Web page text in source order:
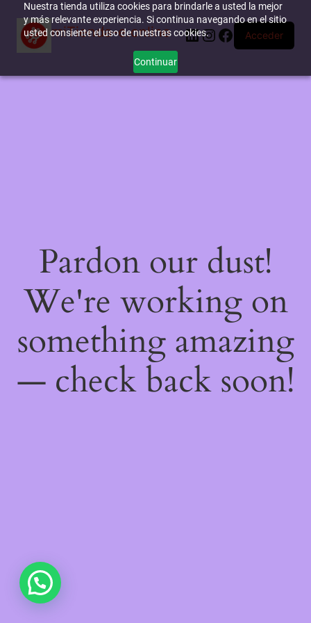
Nuestra tienda utiliza cookies para brindarle a usted la mejor
y más relevante experiencia. Si continua navegando en el sitio
usted consiente el uso de nuestras cookies.
Continuar
miTienda-e.online LinkedIn
Instagram
Facebook
Acceder
Pardon our dust!
We're working on
something amazing
— check back soon!